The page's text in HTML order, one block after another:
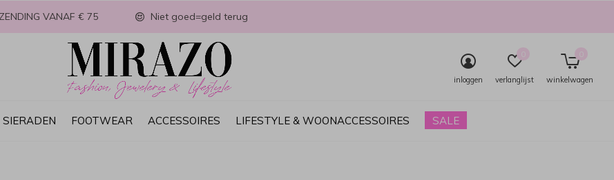
SIERADEN FOOTWEAR ACCESSOIRES LIFESTYLE & WOONACCESSOIRES SALE
inloggen verlanglijst
0
winkelwagen
0
VANAF € 75 Niet goed=geld terug